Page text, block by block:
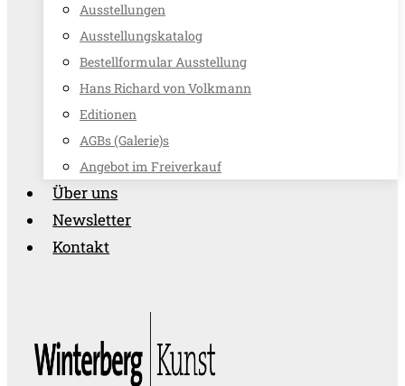
Ausstellungen
Ausstellungskatalog
Bestellformular Ausstellung
Hans Richard von Volkmann
Editionen
AGBs (Galerie)s
Angebot im Freiverkauf
Über uns
Newsletter
Kontakt